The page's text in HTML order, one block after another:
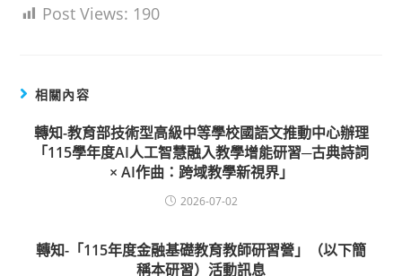
Post Views: 190
相關內容
轉知-教育部技術型高級中等學校國語文推動中心辦理
「115學年度AI人工智慧融入教學增能研習─古典詩詞
× AI作曲：跨域教學新視界」
2026-07-02
轉知-「115年度金融基礎教育教師研習營」（以下簡
稱本研習）活動訊息